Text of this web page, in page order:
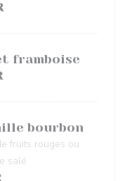
framboise
bourbon
fruits rouges ou
salé